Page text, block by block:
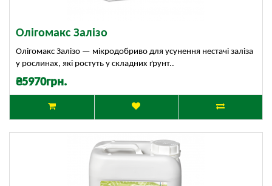
Олігомакс Залізо
Олігомакс Залізо — мікродобриво для усунення нестачі заліза
у рослинах, які ростуть у складних ґрунт..
₴5970грн.